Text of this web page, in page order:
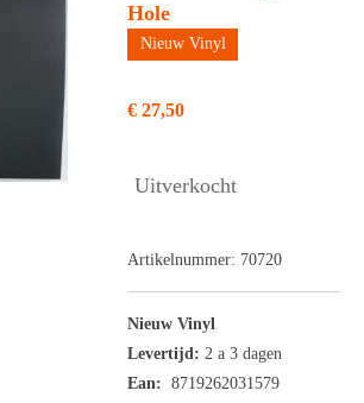
Hole
Nieuw Vinyl
€ 27,50
Uitverkocht
Artikelnummer: 70720
Nieuw Vinyl
Levertijd: 2 a 3 dagen
Ean: 8719262031579